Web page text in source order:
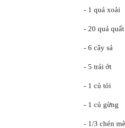
- 1 quả xoài
- 20 quả quất
- 6 cây sả
- 5 trái ớt
- 1 củ tỏi
- 1 củ gừng
- 1/3 chén